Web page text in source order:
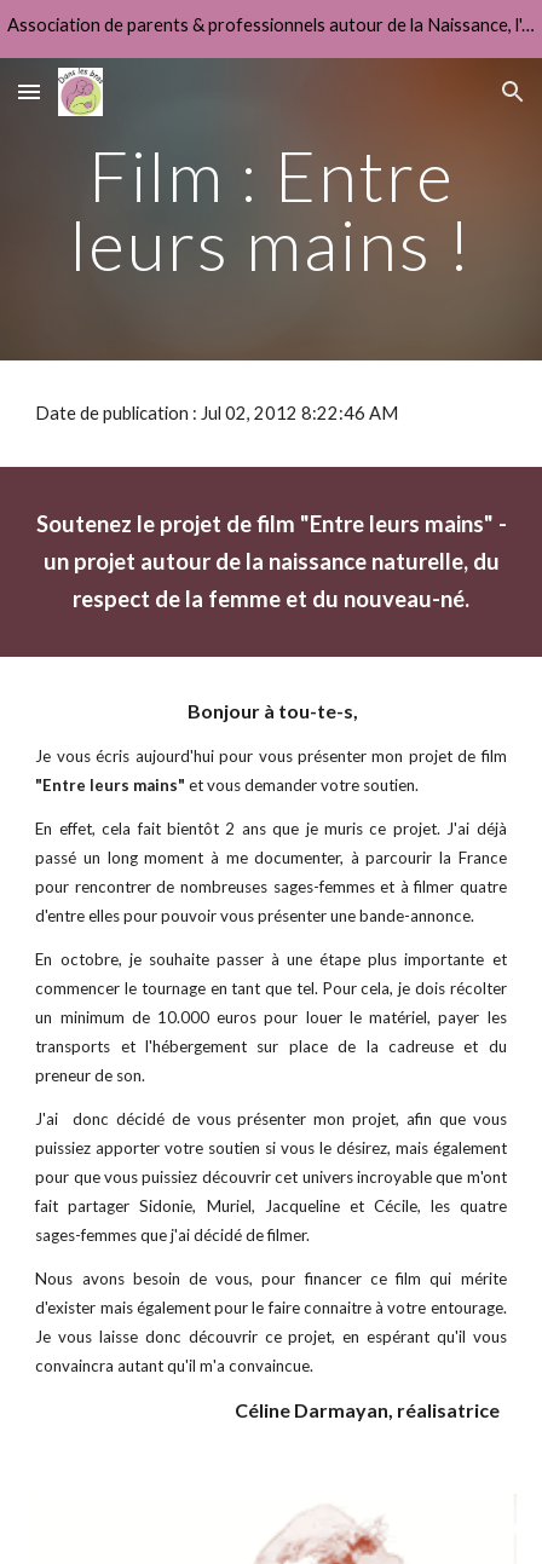
Association de parents & professionnels autour de la Naissance, l'Allaitement & la Fonction Parentale
Film : Entre
leurs mains !
Date de publication : Jul 02, 2012 8:22:46 AM
Soutenez le projet de film "Entre leurs mains" -
un projet autour de la naissance naturelle, du
respect de la femme et du nouveau-né.
Bonjour à tou-te-s,
Je vous écris aujourd'hui pour vous présenter mon projet de film
"Entre leurs mains" et vous demander votre soutien.
En effet, cela fait bientôt 2 ans que je muris ce projet. J'ai déjà
passé un long moment à me documenter, à parcourir la France
pour rencontrer de nombreuses sages-femmes et à filmer quatre
d'entre elles pour pouvoir vous présenter une bande-annonce.
En octobre, je souhaite passer à une étape plus importante et
commencer le tournage en tant que tel. Pour cela, je dois récolter
un minimum de 10.000 euros pour louer le matériel, payer les
transports et l'hébergement sur place de la cadreuse et du
preneur de son.
J'ai donc décidé de vous présenter mon projet, afin que vous
puissiez apporter votre soutien si vous le désirez, mais également
pour que vous puissiez découvrir cet univers incroyable que m'ont
fait partager Sidonie, Muriel, Jacqueline et Cécile, les quatre
sages-femmes que j'ai décidé de filmer.
Nous avons besoin de vous, pour financer ce film qui mérite
d'exister mais également pour le faire connaitre à votre entourage.
Je vous laisse donc découvrir ce projet, en espérant qu'il vous
convaincra autant qu'il m'a convaincue.
Céline Darmayan, réalisatrice